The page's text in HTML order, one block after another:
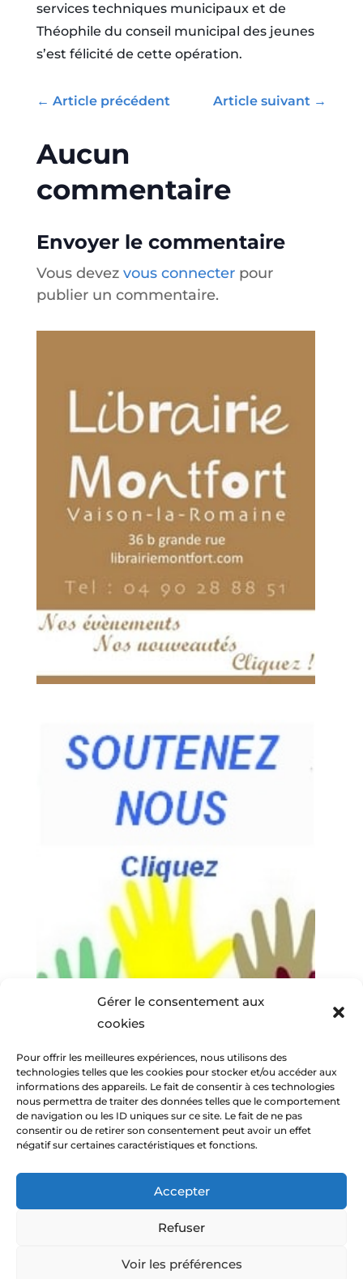
Gérer le consentement aux
cookies
Pour offrir les meilleures expériences, nous utilisons des
technologies telles que les cookies pour stocker et/ou accéder aux
informations des appareils. Le fait de consentir à ces technologies
nous permettra de traiter des données telles que le comportement
de navigation ou les ID uniques sur ce site. Le fait de ne pas
consentir ou de retirer son consentement peut avoir un effet
négatif sur certaines caractéristiques et fonctions.
Accepter
Refuser
Voir les préférences
services techniques municipaux et de
Théophile du conseil municipal des jeunes
s’est félicité de cette opération.
← Article précédent Article suivant →
Aucun
commentaire
Envoyer le commentaire
Vous devez vous connecterpour
publier un commentaire.
© Amitiés Voconces 2013-2026 -